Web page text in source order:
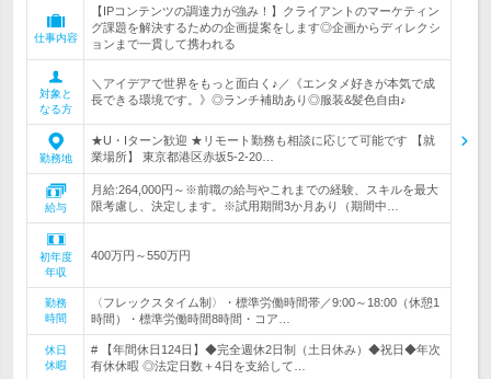
仕事内容
【IPコンテンツの調達力が強み！】クライアントのマーケティン
グ課題を解決するための企画提案をします◎企画からディレクシ
ョンまで一貫して携われる
対象と
なる方
＼アイデアで世界をもっと面白く♪／《エンタメ好きが本気で成
長できる環境です。》◎ランチ補助あり◎服装&髪色自由♪
勤務地
★U・Iターン歓迎 ★リモート勤務も相談に応じて可能です 【就
業場所】 東京都港区赤坂5-2-20…
給与
月給:264,000円～※前職の給与やこれまでの経験、スキルを最大
限考慮し、決定します。※試用期間3か月あり（期間中…
初年度
年収
400万円～550万円
勤務
時間
〈フレックスタイム制〉・標準労働時間帯／9:00～18:00（休憩1
時間）・標準労働時間8時間・コア…
休日
休暇
# 【年間休日124日】◆完全週休2日制（土日休み）◆祝日◆年次
有休休暇 ◎法定日数＋4日を支給して…